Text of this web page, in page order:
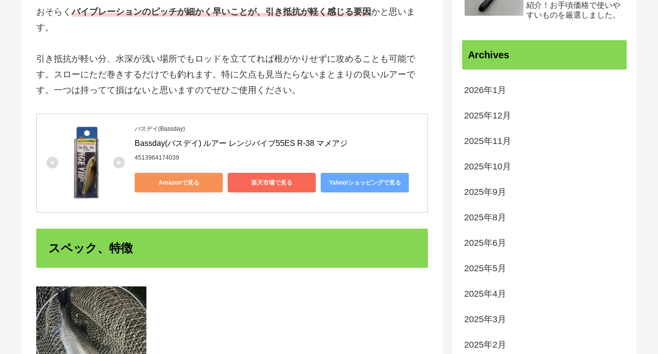
おそらくバイブレーションのピッチが細かく早いことが、引き抵抗が軽く感じる要因かと思いま
す。
引き抵抗が軽い分、水深が浅い場所でもロッドを立ててれば根がかりせずに攻めることも可能で
す。スローにただ巻きするだけでも釣れます。特に欠点も見当たらないまとまりの良いルアーで
す。一つは持ってて損はないと思いますのでぜひご使用ください。
バスデイ(Bassday)
Bassday(バスデイ) ルアー レンジバイブ55ES R-38 マメアジ
4513964174039
Amazonで見る 楽天市場で見る Yahoo!ショッピングで見る
スペック、特徴
紹介！お手頃価格で使いや
すいものを厳選しました。
Archives
2026年1月
2025年12月
2025年11月
2025年10月
2025年9月
2025年8月
2025年6月
2025年5月
2025年4月
2025年3月
2025年2月